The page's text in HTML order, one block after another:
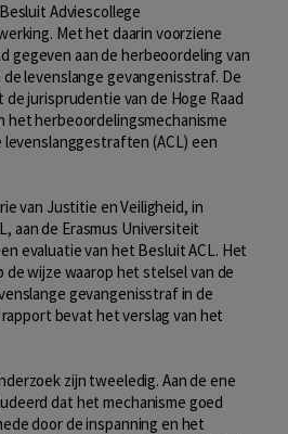
Adviescollege
Met het daarin voorziene
gegeven aan de herbeoordeling van
levenslange gevangenisstraf. De
jurisprudentie van de Hoge Raad
het herbeoordelingsmechanisme
(ACL) een
van Justitie en Veiligheid, in
aan de Erasmus Universiteit
evaluatie van het Besluit ACL. Het
wijze waarop het stelsel van de
gevangenisstraf in de
bevat het verslag van het
zijn tweeledig. Aan de ene
dat het mechanisme goed
door de inspanning en het